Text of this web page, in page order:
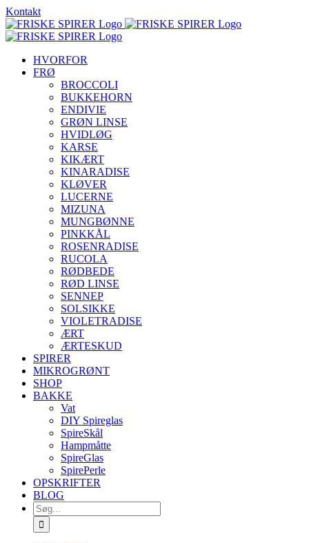
Skip
to
content
Kontakt
HVORFOR
FRØ
BROCCOLI
BUKKEHORN
ENDIVIE
GRØN LINSE
HVIDLØG
KARSE
KIKÆRT
KINARADISE
KLØVER
LUCERNE
MIZUNA
MUNGBØNNE
PINKKÅL
ROSENRADISE
RUCOLA
RØDBEDE
RØD LINSE
SENNEP
SOLSIKKE
VIOLETRADISE
ÆRT
ÆRTESKUD
SPIRER
MIKROGRØNT
SHOP
BAKKE
Vat
DIY Spireglas
SpireSkål
Hampmåtte
SpireGlas
SpirePerle
OPSKRIFTER
BLOG
Søg
efter: